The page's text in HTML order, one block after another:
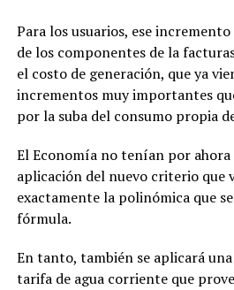
Para los usuarios, ese
de los componentes de la
el costo de generación, que ya
incrementos muy importantes
por la suba del consumo propia
El Economía no tenían por ahora
aplicación del nuevo criterio que
exactamente la polinómica que
fórmula.
En tanto, también se aplicará una
tarifa de agua corriente que